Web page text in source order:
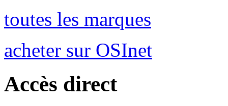
toutes les marques
acheter sur OSInet
Accès direct